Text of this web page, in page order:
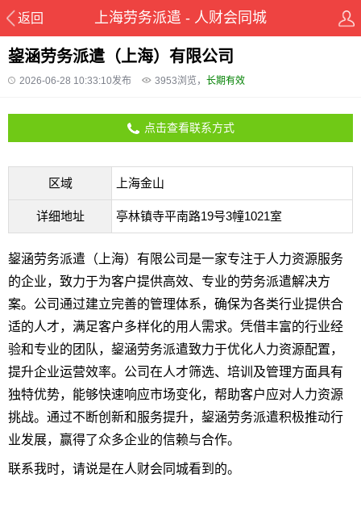
鋆涵劳务派遣（上海）有限公司
2026-06-28 10:33:10发布 3953浏览， 长期有效
点击查看联系方式
区域 上海金山
详细地址 亭林镇寺平南路19号3幢1021室
鋆涵劳务派遣（上海）有限公司是一家专注于人力资源服务
的企业，致力于为客户提供高效、专业的劳务派遣解决方
案。公司通过建立完善的管理体系，确保为各类行业提供合
适的人才，满足客户多样化的用人需求。凭借丰富的行业经
验和专业的团队，鋆涵劳务派遣致力于优化人力资源配置，
提升企业运营效率。公司在人才筛选、培训及管理方面具有
独特优势，能够快速响应市场变化，帮助客户应对人力资源
挑战。通过不断创新和服务提升，鋆涵劳务派遣积极推动行
业发展，赢得了众多企业的信赖与合作。
联系我时，请说是在人财会同城看到的。
返回 上海劳务派遣 - 人财会同城